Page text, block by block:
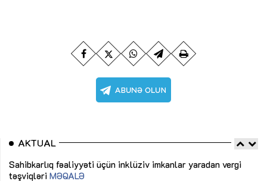
AKTUAL
Sahibkarlıq fəaliyyəti üçün inklüziv imkanlar yaradan vergi
təşviqləri MƏQALƏ